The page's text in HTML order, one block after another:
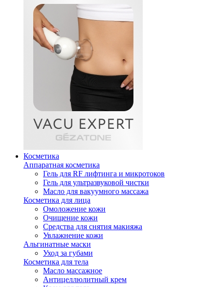
Косметика
Аппаратная косметика
Гель для RF лифтинга и микротоков
Гель для ультразвуковой чистки
Масло для вакуумного массажа
Косметика для лица
Омоложение кожи
Очищение кожи
Средства для снятия макияжа
Увлажнение кожи
Альгинатные маски
Уход за губами
Косметика для тела
Масло массажное
Антицеллюлитный крем